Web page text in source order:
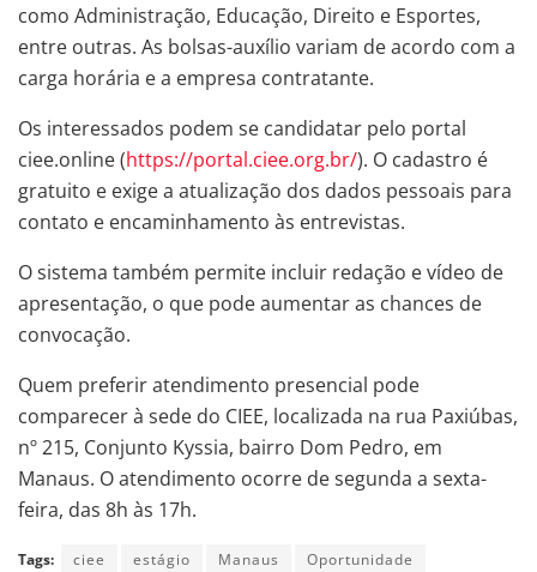
como Administração, Educação, Direito e Esportes,
entre outras. As bolsas-auxílio variam de acordo com a
carga horária e a empresa contratante.
Os interessados podem se candidatar pelo portal
ciee.online (https://portal.ciee.org.br/). O cadastro é
gratuito e exige a atualização dos dados pessoais para
contato e encaminhamento às entrevistas.
O sistema também permite incluir redação e vídeo de
apresentação, o que pode aumentar as chances de
convocação.
Quem preferir atendimento presencial pode
comparecer à sede do CIEE, localizada na rua Paxiúbas,
nº 215, Conjunto Kyssia, bairro Dom Pedro, em
Manaus. O atendimento ocorre de segunda a sexta-
feira, das 8h às 17h.
Tags: ciee estágio Manaus Oportunidade